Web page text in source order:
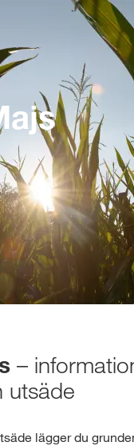
–
utsäde
lägger du